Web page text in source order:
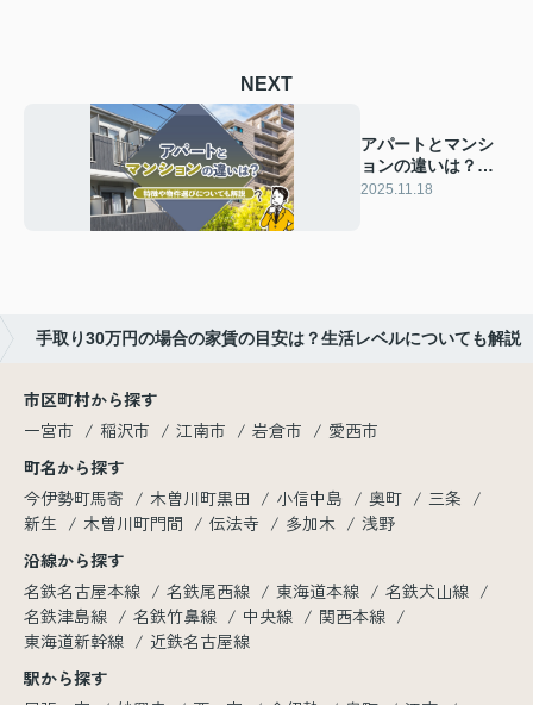
NEXT
アパートとマンシ
ョンの違いは？特
徴や物件選びにつ
2025.11.18
手取り30万円の場合の家賃の目安は？生活レベルについても解説
市区町村から探す
一宮市
稲沢市 江南市 岩倉市
愛西市
町名から探す
今伊勢町馬寄
木曽川町黒田 小信中島 奥町
三条
新生
木曽川町門間 伝法寺 多加木
浅野
沿線から探す
名鉄名古屋本線
名鉄尾西線 東海道本線
名鉄犬山線
名鉄津島線
名鉄竹鼻線 中央線
関西本線
東海道新幹線
近鉄名古屋線
駅から探す